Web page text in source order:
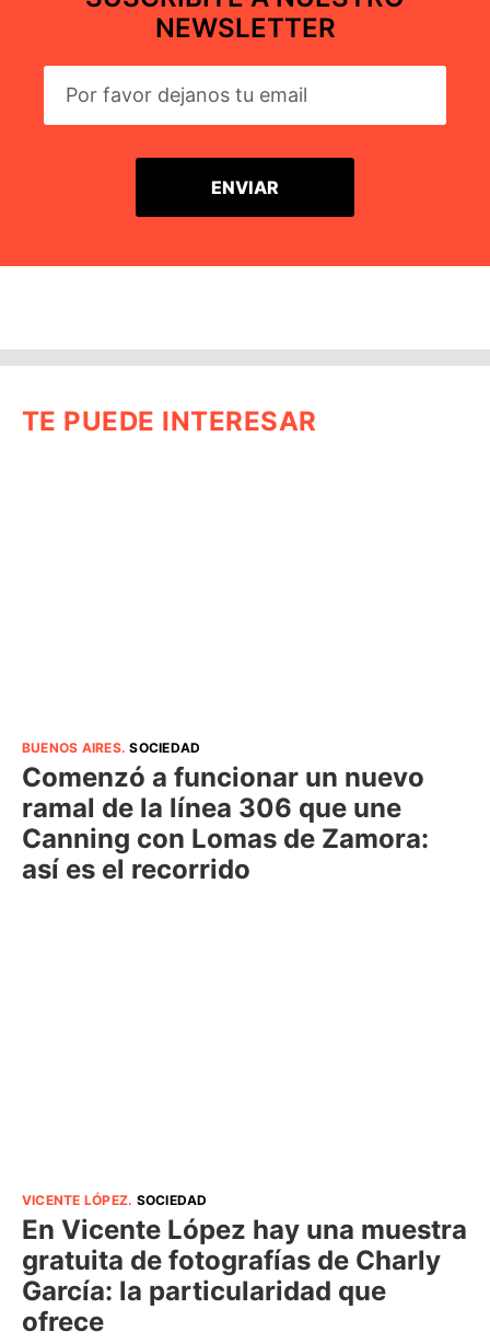
NEWSLETTER
TE PUEDE INTERESAR
BUENOS AIRES.SOCIEDAD
Comenzó a funcionar un nuevo
ramal de la línea 306 que une
Canning con Lomas de Zamora:
así es el recorrido
VICENTE LÓPEZ. SOCIEDAD
En Vicente López hay una muestra
gratuita de fotografías de Charly
García: la particularidad que
ofrece